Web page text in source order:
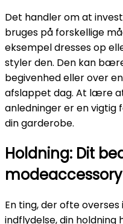
Det handler om at
bruges på forskellige
eksempel dresses op
styler den. Den kan
begivenhed eller over
afslappet dag. At lære
anledninger er en
din garderobe.
Holdning: Dit
modeaccessory
En ting, der ofte
indflydelse, din holdning